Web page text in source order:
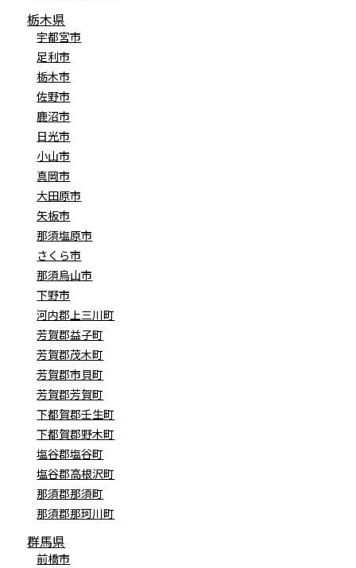
栃木県
宇都宮市
足利市
栃木市
佐野市
鹿沼市
日光市
小山市
真岡市
大田原市
矢板市
那須塩原市
さくら市
那須烏山市
下野市
河内郡上三川町
芳賀郡益子町
芳賀郡茂木町
芳賀郡市貝町
芳賀郡芳賀町
下都賀郡壬生町
下都賀郡野木町
塩谷郡塩谷町
塩谷郡高根沢町
那須郡那須町
那須郡那珂川町
群馬県
前橋市